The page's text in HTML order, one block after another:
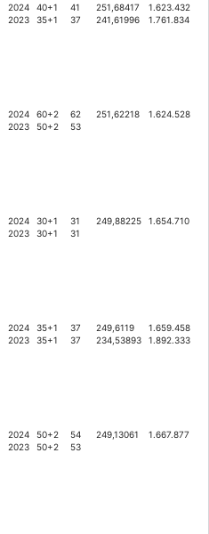
2024
2023
40+1
35+1
41
37
251,68417
241,61996
1.623.432
1.761.834
2024
2023
60+2
50+2
62
53
251,62218 1.624.528
2024
2023
30+1
30+1
31
31
249,88225 1.654.710
2024
2023
35+1
35+1
37
37
249,6119
234,53893
1.659.458
1.892.333
2024
2023
50+2
50+2
54
53
249,13061 1.667.877